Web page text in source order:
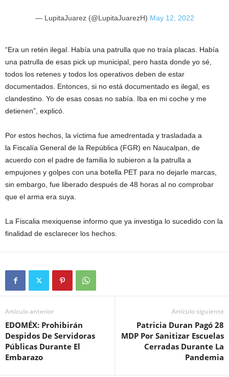
— LupitaJuarez (@LupitaJuarezH) May 12, 2022
“Era un retén ilegal. Había una patrulla que no traía placas. Había
una patrulla de esas pick up municipal, pero hasta donde yo sé,
todos los retenes y todos los operativos deben de estar
documentados. Entonces, si no está documentado es ilegal, es
clandestino. Yo de esas cosas no sabía. Iba en mi coche y me
detienen”, explicó.
Por estos hechos, la víctima fue amedrentada y trasladada a
la Fiscalía General de la República (FGR) en Naucalpan, de
acuerdo con el padre de familia lo subieron a la patrulla a
empujones y golpes con una botella PET para no dejarle marcas,
sin embargo, fue liberado después de 48 horas al no comprobar
que el arma era suya.
La Fiscalia mexiquense informo que ya investiga lo sucedido con la
finalidad de esclarecer los hechos.
Artículo anterior
EDOMÉX: Prohibirán
Despidos De Servidoras
Públicas Durante El
Embarazo
Artículo siguiente
Patricia Duran Pagó 28
MDP Por Sanitizar Escuelas
Cerradas Durante La
Pandemia